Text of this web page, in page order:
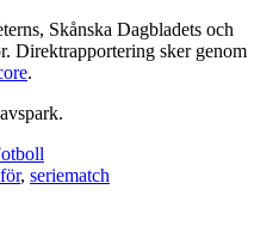
Skånska Dagbladets och
Direktrapportering sker genom
.
, seriematch